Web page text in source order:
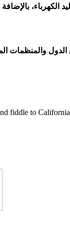
بالإضافة
والمنظمات
fiddle to